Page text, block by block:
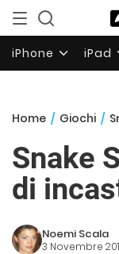
iPhone iPad
Home / Giochi /
Snake
di
Noemi Scala
3 Novembre